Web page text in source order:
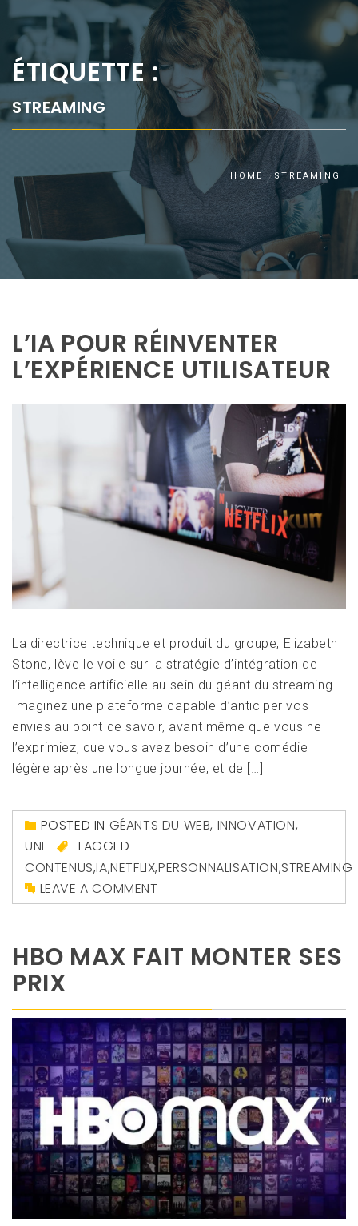
ÉTIQUETTE :
STREAMING
HOME STREAMING
L’IA POUR RÉINVENTER
L’EXPÉRIENCE UTILISATEUR
La directrice technique et produit du groupe, Elizabeth
Stone, lève le voile sur la stratégie d’intégration de
l’intelligence artificielle au sein du géant du streaming.
Imaginez une plateforme capable d’anticiper vos
envies au point de savoir, avant même que vous ne
l’exprimiez, que vous avez besoin d’une comédie
légère après une longue journée, et de […]
POSTED IN GÉANTS DU WEB, INNOVATION,
UNE
TAGGED
CONTENUS,IA,NETFLIX,PERSONNALISATION,STREAMING
LEAVE A COMMENT
HBO MAX FAIT MONTER SES
PRIX